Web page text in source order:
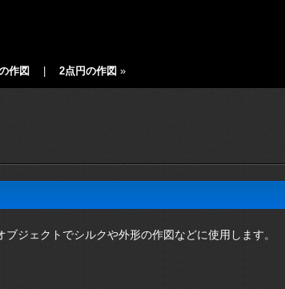
作図 2点円の作図 »
ジェクトでシルクや外形の作図などに使用します。